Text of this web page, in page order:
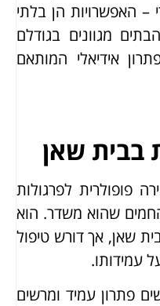
– האפשרויות הן בלתי
מגוונים בגודלם
אידיאלי המותאם
בבית שאן
פופולרית לפרגולות
שהוא משדר. הוא
שאן, אך דורש טיפול
עמידותו.
פתרון עמיד ומרשים